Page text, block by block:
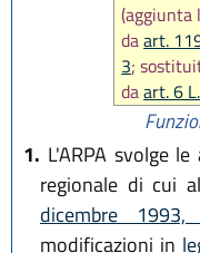
(aggiunta
daart.
3;
daart. 6
17 L.R.
aggiunta
da art.
7; ancora
comma 1
1. L'ARPA svolge
regionale di cui
dicembre
modificazioni in